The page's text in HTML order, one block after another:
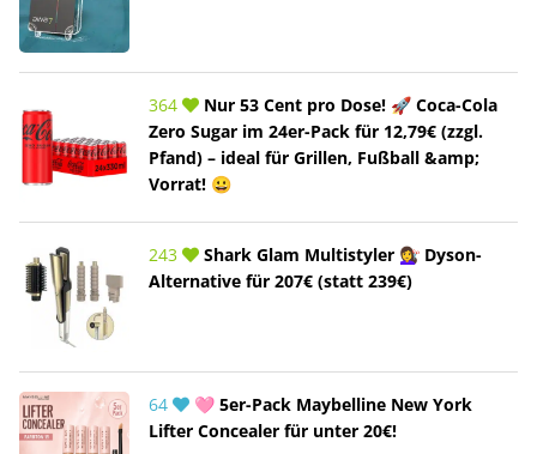
364
Nur 53 Cent pro Dose! 🚀 Coca-Cola
Zero Sugar im 24er-Pack für 12,79€ (zzgl.
Pfand) – ideal für Grillen, Fußball &amp;
Vorrat! 😀
243
Shark Glam Multistyler 💇‍♀️ Dyson-
Alternative für 207€ (statt 239€)
64
🩷 5er-Pack Maybelline New York
Lifter Concealer für unter 20€!